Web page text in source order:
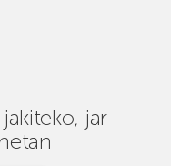
jar